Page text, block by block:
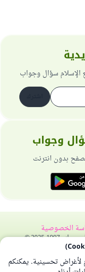
الإسلام سؤال وجواب
وجواب
بدون انترنت
الخصوصية
2025 ©
لأغراض تحسينية. يمكنكم